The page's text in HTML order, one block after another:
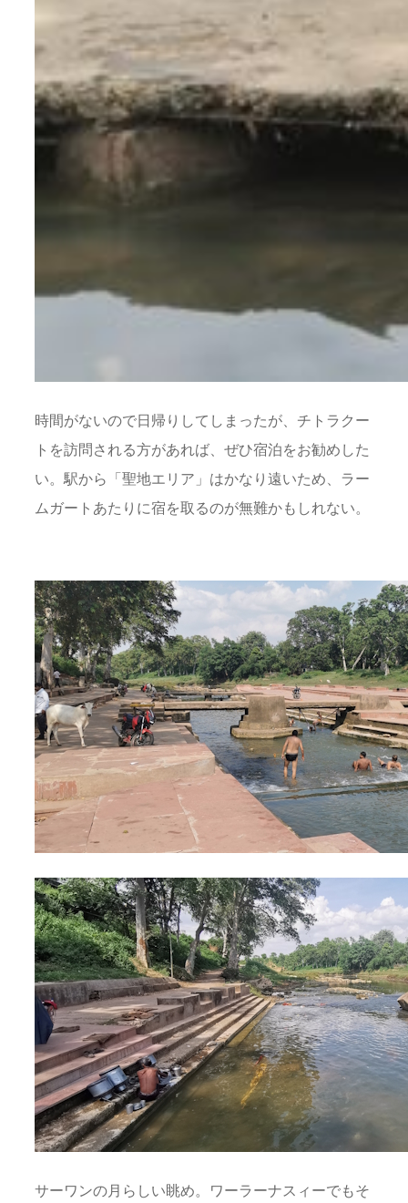
時間がないので日帰りしてしまったが、チトラクー
トを訪問される方があれば、ぜひ宿泊をお勧めした
い。駅から「聖地エリア」はかなり遠いため、ラー
ムガートあたりに宿を取るのが無難かもしれない。
サーワンの月らしい眺め。ワーラーナスィーでもそ